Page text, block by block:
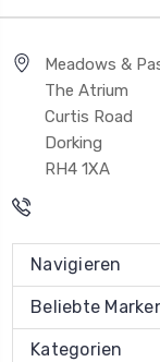
Meadows &
The Atrium
Curtis Road
Dorking
RH4 1XA
Navigieren
Beliebte
Kategorien